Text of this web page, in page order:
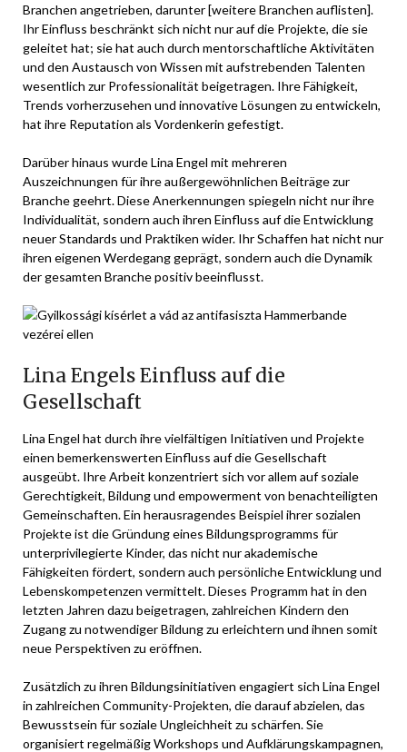
Branchen angetrieben, darunter [weitere Branchen auflisten].
Ihr Einfluss beschränkt sich nicht nur auf die Projekte, die sie
geleitet hat; sie hat auch durch mentorschaftliche Aktivitäten
und den Austausch von Wissen mit aufstrebenden Talenten
wesentlich zur Professionalität beigetragen. Ihre Fähigkeit,
Trends vorherzusehen und innovative Lösungen zu entwickeln,
hat ihre Reputation als Vordenkerin gefestigt.
Darüber hinaus wurde Lina Engel mit mehreren
Auszeichnungen für ihre außergewöhnlichen Beiträge zur
Branche geehrt. Diese Anerkennungen spiegeln nicht nur ihre
Individualität, sondern auch ihren Einfluss auf die Entwicklung
neuer Standards und Praktiken wider. Ihr Schaffen hat nicht nur
ihren eigenen Werdegang geprägt, sondern auch die Dynamik
der gesamten Branche positiv beeinflusst.
Lina Engels Einfluss auf die
Gesellschaft
Lina Engel hat durch ihre vielfältigen Initiativen und Projekte
einen bemerkenswerten Einfluss auf die Gesellschaft
ausgeübt. Ihre Arbeit konzentriert sich vor allem auf soziale
Gerechtigkeit, Bildung und empowerment von benachteiligten
Gemeinschaften. Ein herausragendes Beispiel ihrer sozialen
Projekte ist die Gründung eines Bildungsprogramms für
unterprivilegierte Kinder, das nicht nur akademische
Fähigkeiten fördert, sondern auch persönliche Entwicklung und
Lebenskompetenzen vermittelt. Dieses Programm hat in den
letzten Jahren dazu beigetragen, zahlreichen Kindern den
Zugang zu notwendiger Bildung zu erleichtern und ihnen somit
neue Perspektiven zu eröffnen.
Zusätzlich zu ihren Bildungsinitiativen engagiert sich Lina Engel
in zahlreichen Community-Projekten, die darauf abzielen, das
Bewusstsein für soziale Ungleichheit zu schärfen. Sie
organisiert regelmäßig Workshops und Aufklärungskampagnen,